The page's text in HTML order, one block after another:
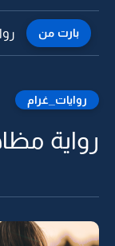
بارت من
روايات_غرام
رواية